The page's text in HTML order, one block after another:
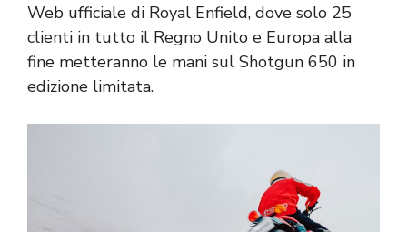
Web ufficiale di Royal Enfield, dove solo 25
clienti in tutto il Regno Unito e Europa alla
fine metteranno le mani sul Shotgun 650 in
edizione limitata.